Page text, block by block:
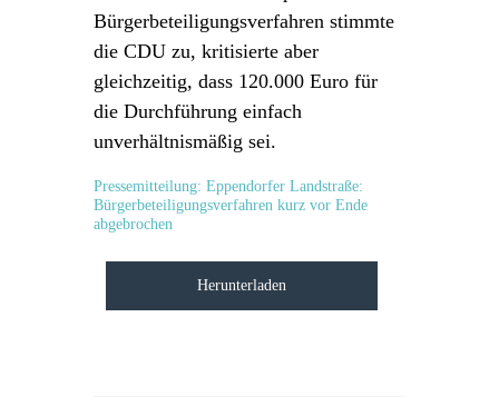
Bürgerbeteiligungsverfahren stimmte
die CDU zu, kritisierte aber
gleichzeitig, dass 120.000 Euro für
die Durchführung einfach
unverhältnismäßig sei.
Pressemitteilung: Eppendorfer Landstraße:
Bürgerbeteiligungsverfahren kurz vor Ende
abgebrochen
Herunterladen